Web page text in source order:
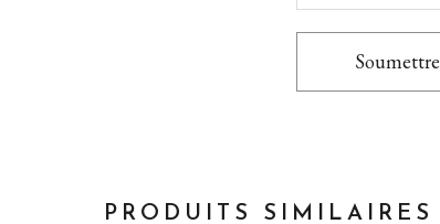
Soumettre
PRODUITS SIMILAIRES